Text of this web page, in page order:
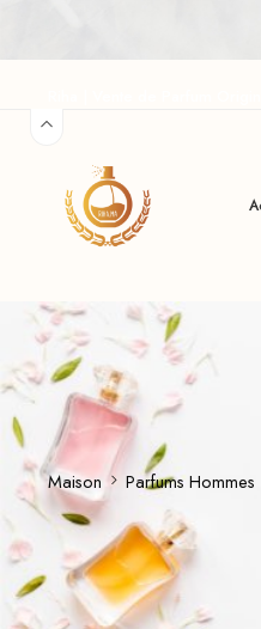
Maison Parfums Hommes